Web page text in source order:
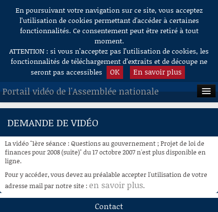
Aller au contenu
En poursuivant votre navigation sur ce site, vous acceptez
l’utilisation de cookies permettant d'accéder à certaines
fonctionnalités. Ce consentement peut être retiré à tout
moment.
ATTENTION : si vous n’acceptez pas l’utilisation de cookies, les
fonctionnalités de téléchargement d’extraits et de découpe ne
seront pas accessibles
OK En savoir plus
Portail vidéo de l'Assemblée nationale
ACCUEIL
À LA DEMANDE
RECHERCHE
AIDE À LA DÉCOUPE
DE VIDÉOS
DEMANDE DE VIDÉO
La vidéo "1ère séance : Questions au gouvernement ; Projet de loi de
finances pour 2008 (suite)" du 17 octobre 2007 n'est plus disponible en
ligne.
Pour y accéder, vous devez au préalable accepter l'utilisation de votre
adresse mail par notre site : en savoir plus.
Contact